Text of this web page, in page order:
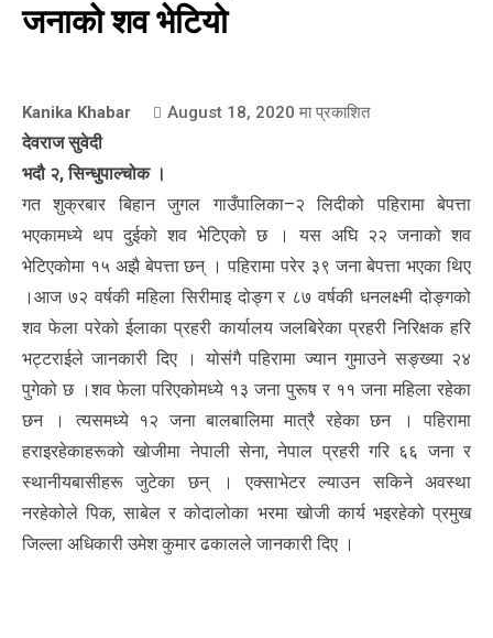
जनाको शव भेटियो
Kanika Khabar August 18, 2020 मा प्रकाशित
देवराज सुवेदी
भदौ २, सिन्धुपाल्चोक ।
गत शुक्रबार बिहान जुगल गाउँपालिका–२ लिदीको पहिरामा बेपत्ता
भएकामध्ये थप दुईको शव भेटिएको छ । यस अघि २२ जनाको शव
भेटिएकोमा १५ अझै बेपत्ता छन् । पहिरामा परेर ३९ जना बेपत्ता भएका थिए
।आज ७२ वर्षकी महिला सिरीमाइ दोङ्ग र ८७ वर्षकी धनलक्ष्मी दोङ्गको
शव फेला परेको ईलाका प्रहरी कार्यालय जलबिरेका प्रहरी निरिक्षक हरि
भट्टराईले जानकारी दिए । योसंगै पहिरामा ज्यान गुमाउने सङ्ख्या २४
पुगेको छ ।शव फेला परिएकोमध्ये १३ जना पुरूष र ११ जना महिला रहेका
छन । त्यसमध्ये १२ जना बालबालिमा मात्रै रहेका छन । पहिरामा
हराइरहेकाहरूको खोजीमा नेपाली सेना, नेपाल प्रहरी गरि ६६ जना र
स्थानीयबासीहरू जुटेका छन् । एक्साभेटर ल्याउन सकिने अवस्था
नरहेकोले पिक, साबेल र कोदालोका भरमा खोजी कार्य भइरहेको प्रमुख
जिल्ला अधिकारी उमेश कुमार ढकालले जानकारी दिए ।